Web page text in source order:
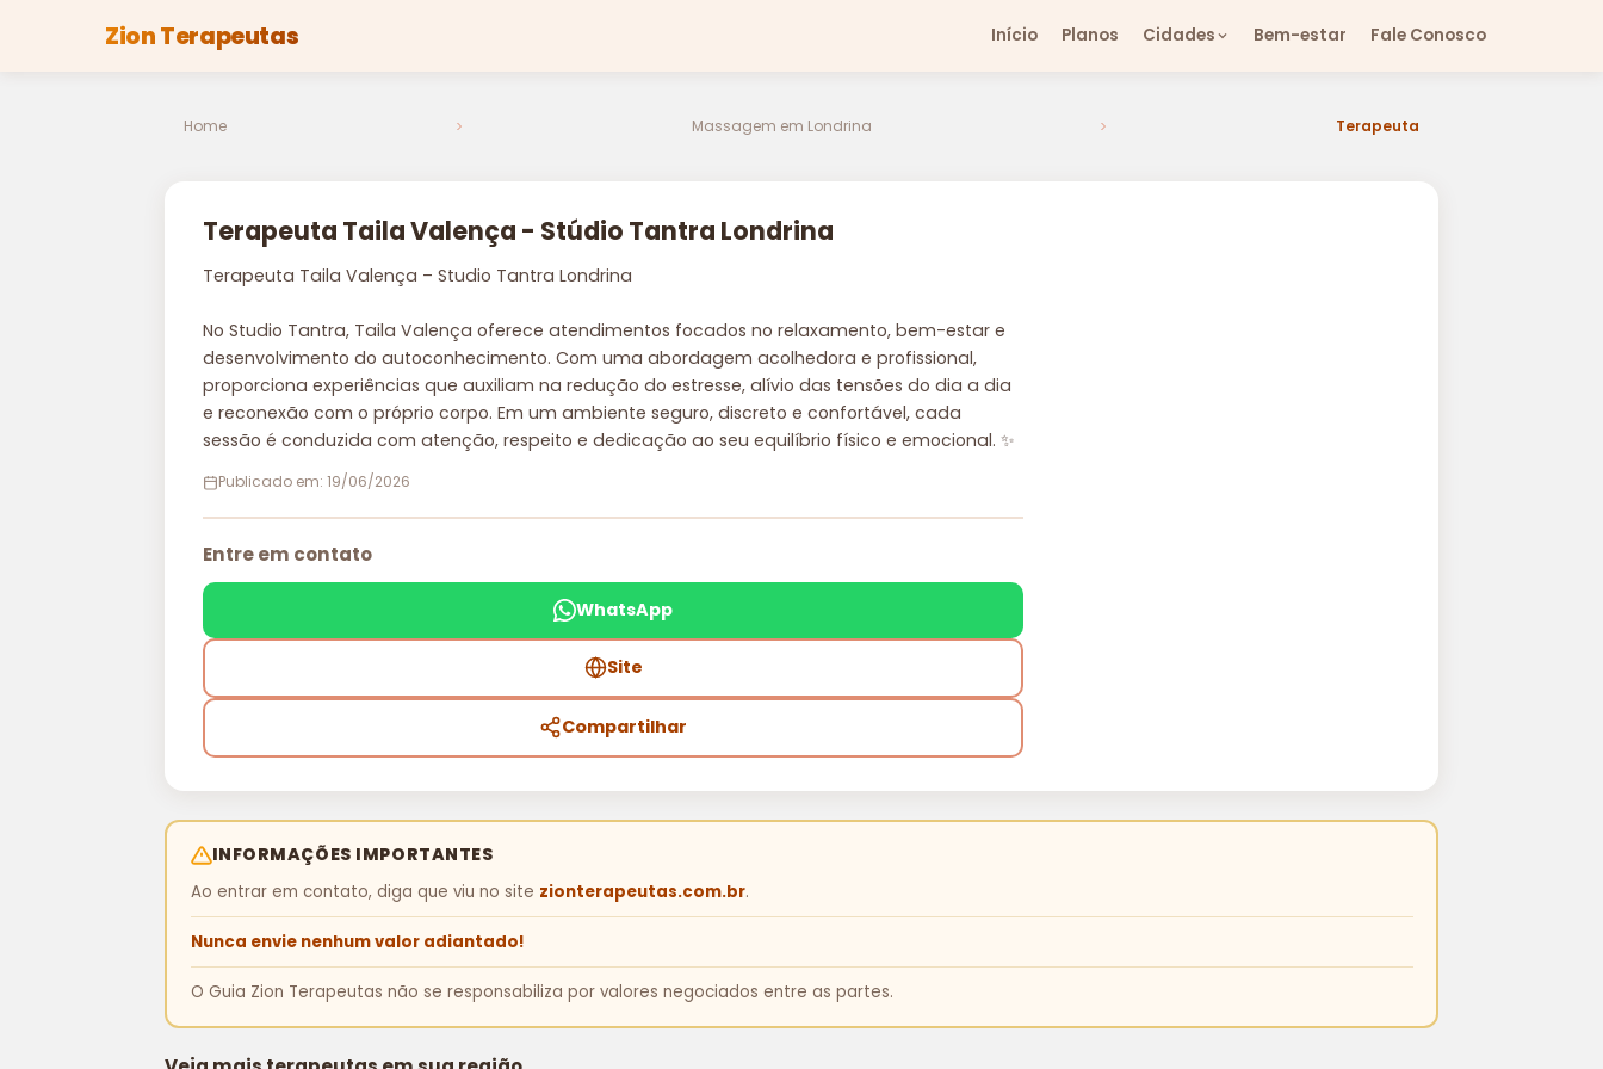
Zion Terapeutas Início Planos Cidades Bem-estar Fale Conosco
Home Massagem em Londrina Terapeuta
Terapeuta Taila Valença - Stúdio Tantra Londrina
Terapeuta Taila Valença – Studio Tantra Londrina
No Studio Tantra, Taila Valença oferece atendimentos focados no relaxamento, bem-estar e
desenvolvimento do autoconhecimento. Com uma abordagem acolhedora e profissional,
proporciona experiências que auxiliam na redução do estresse, alívio das tensões do dia a dia
e reconexão com o próprio corpo. Em um ambiente seguro, discreto e confortável, cada
sessão é conduzida com atenção, respeito e dedicação ao seu equilíbrio físico e emocional. ✨
Publicado em: 19/06/2026
Entre em contato
WhatsApp
Site
Compartilhar
INFORMAÇÕES IMPORTANTES
Ao entrar em contato, diga que viu no site zionterapeutas.com.br.
Nunca envie nenhum valor adiantado!
O Guia Zion Terapeutas não se responsabiliza por valores negociados entre as partes.